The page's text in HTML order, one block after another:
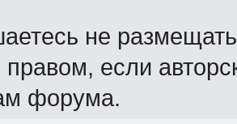
не
правом, если
форума.